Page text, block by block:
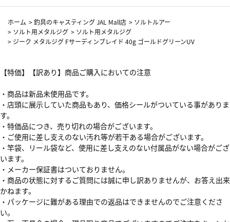
ホーム >釣具のキャスティング JAL Mall店 > ソルトルアー
> ソルト用メタルジグ > ソルト用メタルジグ
> ジーク メタルジグ Fサーディンブレイド 40g ゴールドグリーンUV
【特価】【訳あり】商品ご購入においての注意
・商品は新品未使用品です。
・店頭に展示していた商品もあり、価格シールがついている事がありま
す。
・特価品につき、売り切れの場合がございます。
・ご使用に差し支えのない汚れ等が若干ある場合がございます。
・竿袋、リール袋など、使用に差し支えのない付属品がない場合がござ
います。
・メーカー保証書はついておりません。
・商品の状態に対するご質問には誠に申し訳ありませんが、お答え出来
かねます。
・パッケージに難がある理由での返品はできませんのでご注意くださ
い。